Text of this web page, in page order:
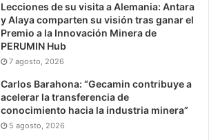
Lecciones de su visita a Alemania: Antara
y Alaya comparten su visión tras ganar el
Premio a la Innovación Minera de
PERUMIN Hub
7 agosto, 2026
Carlos Barahona: “Gecamin contribuye a
acelerar la transferencia de
conocimiento hacia la industria minera”
5 agosto, 2026